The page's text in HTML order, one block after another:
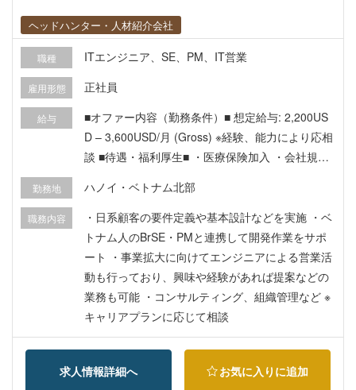
ヘッドハンター・人材紹介会社
職種 ITエンジニア、SE、PM、IT営業
雇用形態 正社員
給与
■オファー内容（勤務条件）■ 想定給与: 2,200US
D – 3,600USD/月 (Gross) ※経験、能力により応相
談 ■待遇・福利厚生■ ・医療保険加入 ・会社規定
復で最大10万円） ・通常の有給休暇に加え、夏季
専用の有給休暇を3日付与、社員旅行休暇を付与
勤務地 ハノイ・ベトナム北部
職務内容
・日系顧客の要件定義や基本設計などを実施 ・ベ
トナム人のBrSE・PMと連携して開発作業をサポ
ート ・事業拡大に向けてエンジニアによる営業活
動も行っており、興味や経験があれば提案などの
業務も可能 ・コンサルティング、組織管理など ※
キャリアプランに応じて相談
求人情報詳細へ お気に入りに追加